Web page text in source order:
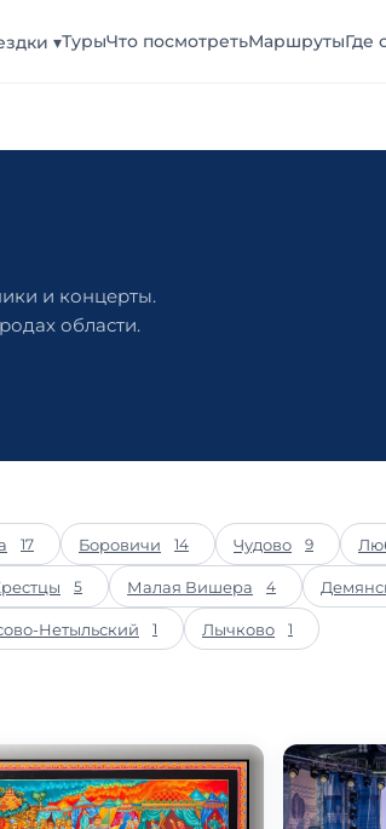
▾ТурыЧто посмотретьМаршрутыГде
и концерты.
области.
17 Боровичи 14 Чудово 9
5 Малая Вишера 4
Нетыльский 1 Лычково 1